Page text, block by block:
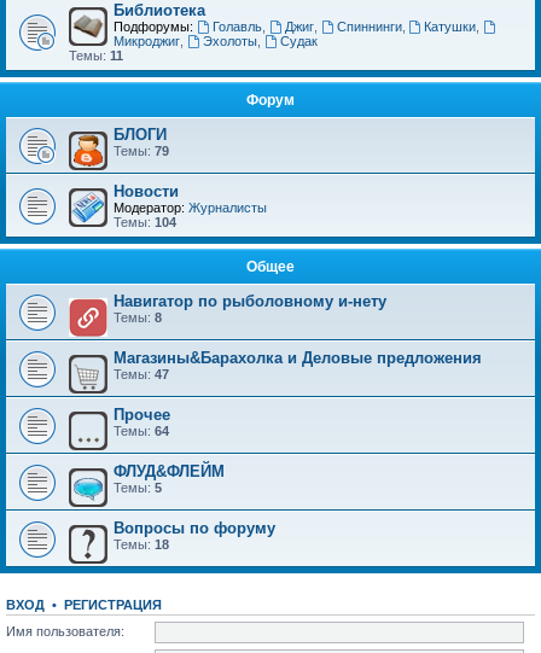
Библиотека
Подфорумы: Голавль, Джиг, Спиннинги, Катушки
Микроджиг
Эхолоты,
Судак
Темы: 11
Форум
БЛОГИ
Темы: 79
Новости
Модератор: Журналисты
Темы: 104
Общее
Навигатор по рыболовному и-нету
Темы: 8
Магазины&Барахолка и Деловые предложения
Темы: 47
Прочее
Темы: 64
ФЛУД&ФЛЕЙМ
Темы: 5
Вопросы по форуму
Темы: 18
ВХОД • РЕГИСТРАЦИЯ
Имя пользователя: